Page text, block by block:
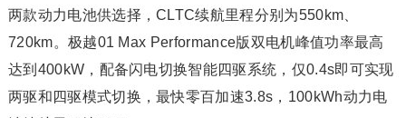
两款动力电池供选择，CLTC续航里程分别为550km、
720km。极越01 Max Performance版双电机峰值功率最高
达到400kW，配备闪电切换智能四驱系统，仅0.4s即可实现
两驱和四驱模式切换，最快零百加速3.8s，100kWh动力电